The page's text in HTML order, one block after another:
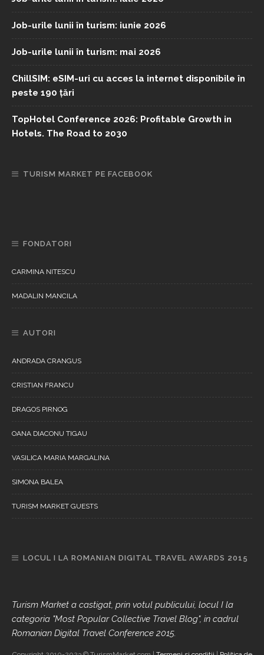
Job-urile lunii în turism: iunie 2026
Job-urile lunii în turism: mai 2026
ChillSIM: eSIM-uri cu acces la internet disponibile în
peste 190 țări
TopHotel Conference 2026: Profitable Growth in
Hotels. The Road to 2030
TURISM MARKET PE FACEBOOK
FONDATORI
CARMINA NITESCU
MADALIN MANCILA
AUTORI
ANDRADA CRANGUS
CRISTIAN FRANCU
DRAGOS PIRNOG
OANA DIACONU TIGAU
VASILICA MARIA MARGALINA
SIMONA BALEA
TURISM MARKET GUESTS
LOCUL I LA ROMANIAN DIGITAL TRAVEL AWARDS 2015
Turism Market a castigat, prin votul publicului, locul I la
categoria "Most Popular Collective Travel Blog", in cadrul
Romanian Digital Travel Conference 2015.